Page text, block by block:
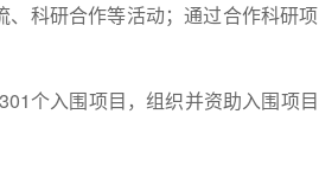
科研合作等活动；通过合作科研
个入围项目，组织并资助入围项